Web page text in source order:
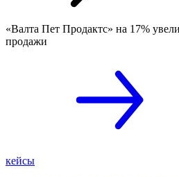
«Валта Пет Продактс» на 17%
продажи
кейсы